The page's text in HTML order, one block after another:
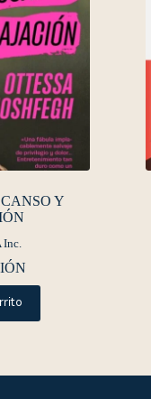
Y
Inc.